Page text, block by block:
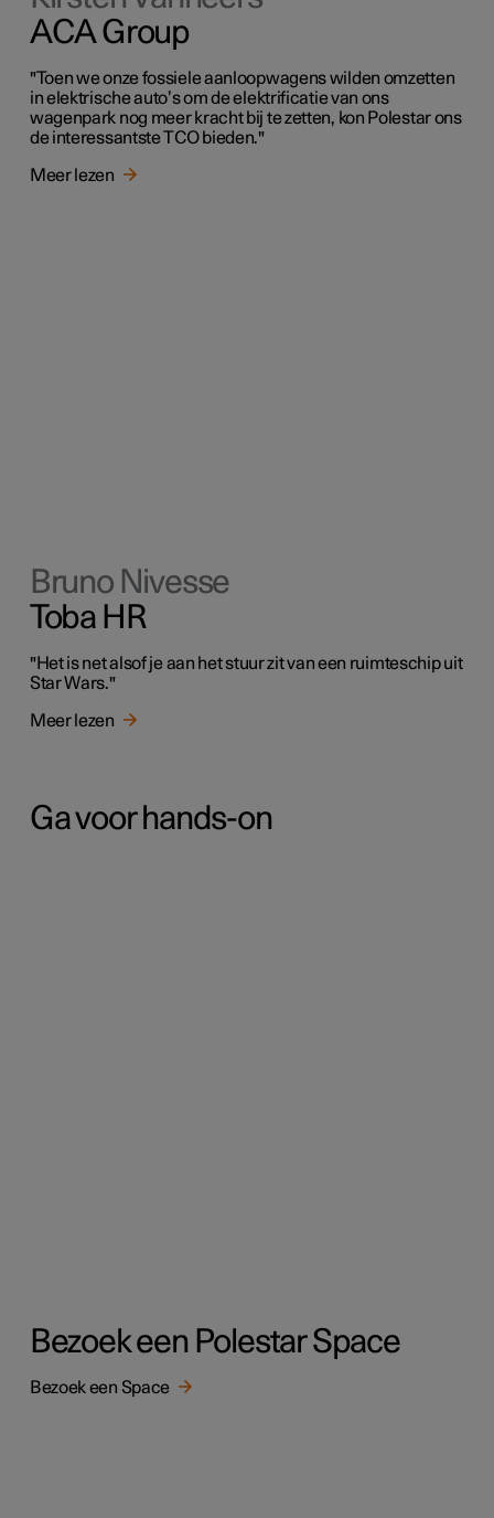
ACA Group
"Toen we onze fossiele aanloopwagens wilden omzetten
in elektrische auto’s om de elektrificatie van ons
wagenpark nog meer kracht bij te zetten, kon Polestar ons
de interessantste TCO bieden."
Meer lezen
Bruno Nivesse
Toba HR
"Het is net alsof je aan het stuur zit van een ruimteschip uit
Star Wars."
Meer lezen
Ga voor hands-on
Bezoek een Polestar Space
Bezoek een Space